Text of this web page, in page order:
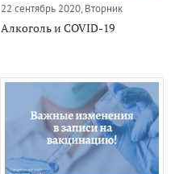
22 сентябрь 2020, Вторник
Алкоголь и COVID-19